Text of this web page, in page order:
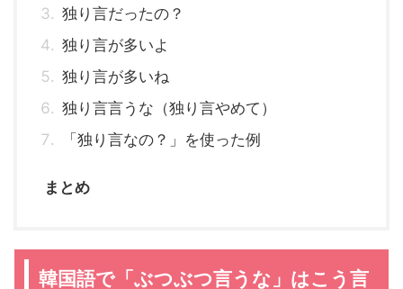
独り言だったの？
独り言が多いよ
独り言が多いね
独り言言うな（独り言やめて）
「独り言なの？」を使った例
まとめ
韓国語で「ぶつぶつ言うな」はこう言